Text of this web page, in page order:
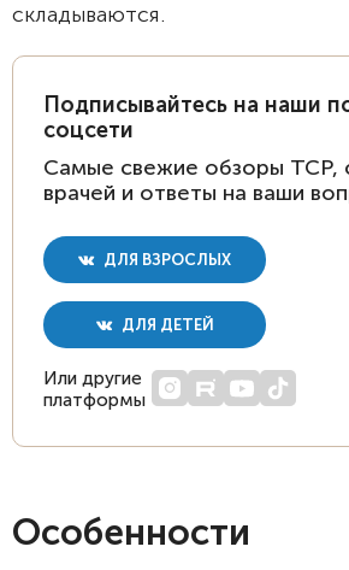
складываются.
Подписывайтесь на наши
соцсети
Самые свежие обзоры ТСР,
врачей и ответы на ваши
ДЛЯ ВЗРОСЛЫХ
ДЛЯ ДЕТЕЙ
Или другие
платформы
Особенности